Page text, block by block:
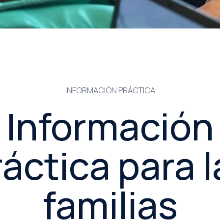
INFORMACIÓN PRÁCTICA
Información
para
familias